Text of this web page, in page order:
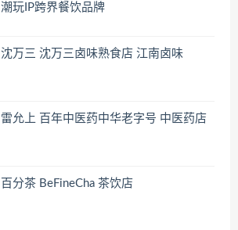
潮玩IP跨界餐饮品牌
沈万三 沈万三卤味熟食店 江南卤味
雷允上 百年中医药中华老字号 中医药店
百分茶 BeFineCha 茶饮店